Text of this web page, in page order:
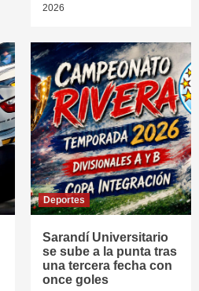
2026
Deportes
Sarandí Universitario
se sube a la punta tras
una tercera fecha con
once goles